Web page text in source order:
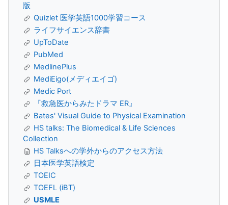
版
Quizlet 医学英語1000学習コース
ライフサイエンス辞書
UpToDate
PubMed
MedlinePlus
MediEigo(メディエイゴ)
Medic Port
『救急医からみたドラマ ER』
Bates' Visual Guide to Physical Examination
HS talks: The Biomedical & Life Sciences
Collection
HS Talksへの学外からのアクセス方法
日本医学英語検定
TOEIC
TOEFL (iBT)
USMLE